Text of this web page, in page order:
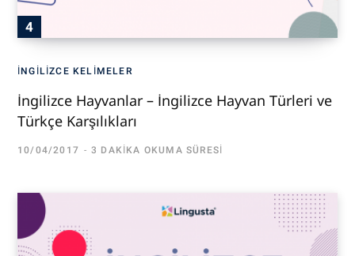
İNGILIZCE KELIMELER
İngilizce Hayvanlar – İngilizce Hayvan Türleri ve
Türkçe Karşılıkları
10/04/2017 3 DAKIKA OKUMA SÜRESI